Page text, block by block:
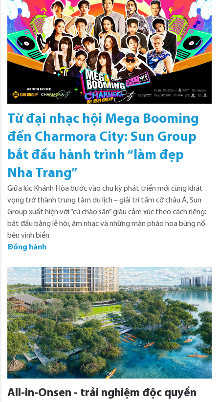
Từ đại nhạc hội Mega Booming
đến Charmora City: Sun Group
bắt đầu hành trình “làm đẹp
Nha Trang”
Giữa lúc Khánh Hòa bước vào chu kỳ phát triển mới cùng khát
vọng trở thành trung tâm du lịch – giải trí tầm cỡ châu Á, Sun
Group xuất hiện với “cú chào sân” giàu cảm xúc theo cách riêng:
bắt đầu bằng lễ hội, âm nhạc và những màn pháo hoa bùng nổ
bên vịnh biển.
Đồng hành
All-in-Onsen - trải nghiệm độc quyền